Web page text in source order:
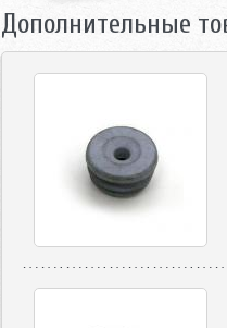
Дополнительные